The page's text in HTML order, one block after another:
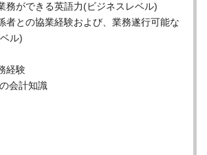
務ができる英語力(ビジネスレベル)
者との協業経験および、業務遂行可能な
ル)
経験
会計知識